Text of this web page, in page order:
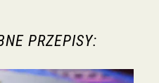
PRZEPISY: